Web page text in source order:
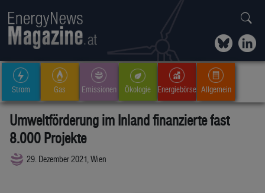
Strom Gas Emissionen Ökologie Energiebörse Allgemein
Umweltförderung im Inland finanzierte fast
8.000 Projekte
29. Dezember 2021, Wien